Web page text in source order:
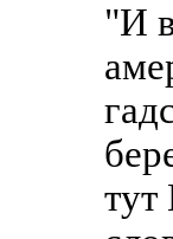
"И
тут